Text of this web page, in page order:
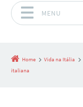
MENU
Home Vida na Itália
italiana